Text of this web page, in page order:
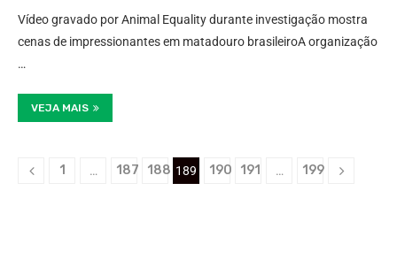
Vídeo gravado por Animal Equality durante investigação mostra
cenas de impressionantes em matadouro brasileiroA organização
…
VEJA MAIS
1 … 187 188 189 190 191 … 199